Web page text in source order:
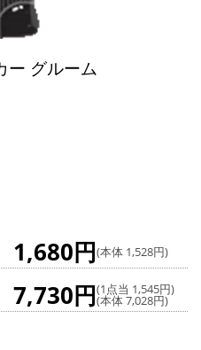
ー グルーム
1,680円(本体 1,528円)
7,730円(1点当 1,545円)
(本体 7,028円)